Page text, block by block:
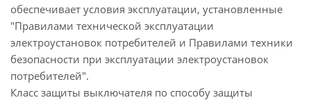
обеспечивает условия эксплуатации, установленные
"Правилами технической эксплуатации
электроустановок потребителей и Правилами техники
безопасности при эксплуатации электроустановок
потребителей".
Класс защиты выключателя по способу защиты